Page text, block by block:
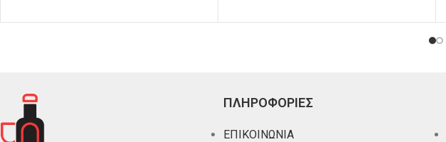
ΠΛΗΡΟΦΟΡΙΕΣ
ΕΠΙΚΟΙΝΩΝΙΑ